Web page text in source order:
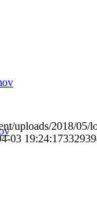
uploads/2018/05/
03 19:24:17